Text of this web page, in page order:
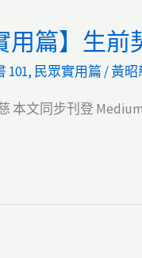
用篇】生前
101, 民眾實用篇/黃昭
本文同步刊登